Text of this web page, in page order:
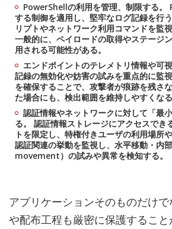
PowerShellの利用を管理、制限する。
する制御を適用し、堅牢なログ記録を行
リプトやネットワーク利用コマンドを監
一般的に、ペイロードの取得やステージ
用される可能性がある。
エンドポイントのテレメトリ情報や可
記録の無効化や妨害の試みを重点的に監
を確保することで、攻撃者が痕跡を残さ
た場合にも、検出範囲を維持しやすくなる
認証情報やネットワークに対して「最
る。 認証情報ストレージにアクセスでき
トを限定し、特権付きユーザの利用場所
認証関連の挙動を監視し、水平移動・内
movement）の試みや異常を検知する。
アプリケーションそのものだけ
や配布工程も厳密に保護すること